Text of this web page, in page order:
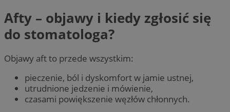
Afty – objawy i kiedy zgłosić się
do stomatologa?
Objawy aft to przede wszystkim:
pieczenie, ból i dyskomfort w jamie ustnej,
utrudnione jedzenie i mówienie,
czasami powiększenie węzłów chłonnych.